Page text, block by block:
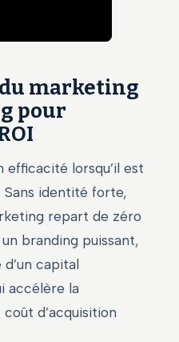
marketing
pour
efficacité lorsqu’il est
Sans identité forte,
repart de zéro
branding puissant,
capital
accélère la
d’acquisition